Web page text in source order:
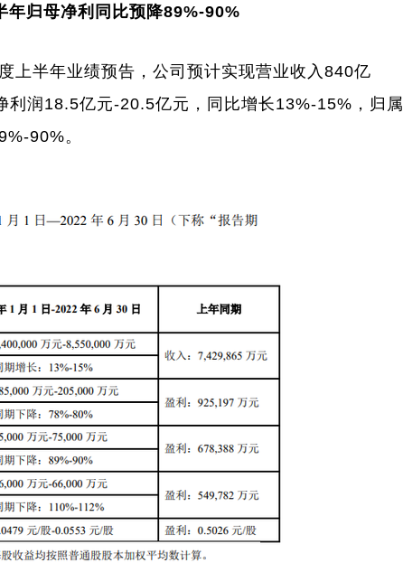
年归母净利同比预降89%-90%
半年业绩预告，公司预计实现营业收入840亿
润18.5亿元-20.5亿元，同比增长13%-15%，归属
90%。